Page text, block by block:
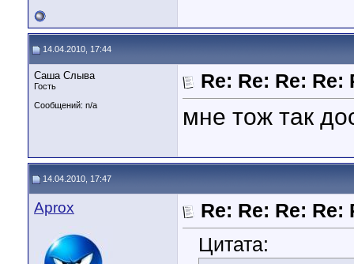
14.04.2010, 17:44
Саша Слыва
Гость
Сообщений: n/a
Re: Re: Re: Re:
мне тож так
14.04.2010, 17:47
Aprox
Re: Re: Re: Re:
Цитата: